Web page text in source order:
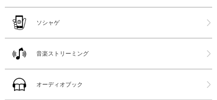
ソシャゲ
音楽ストリーミング
オーディオブック